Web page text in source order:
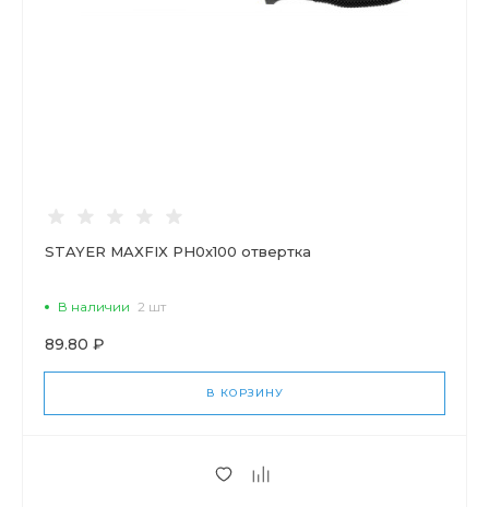
STAYER MAXFIX PH0x100 отвертка
В наличии 2 шт
89.80 ₽
В КОРЗИНУ